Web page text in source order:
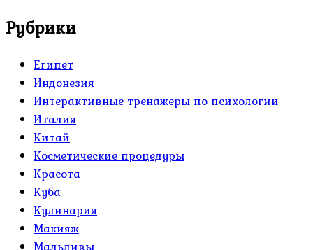
Рубрики
Египет
Индонезия
Интерактивные тренажеры по психологии
Италия
Китай
Косметические процедуры
Красота
Куба
Кулинария
Макияж
Мальдивы